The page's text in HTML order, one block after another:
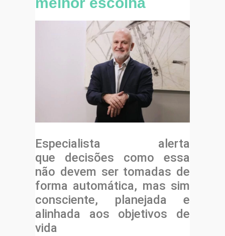
Especialista alerta
que decisões como essa
não devem ser tomadas de
forma automática, mas sim
consciente, planejada e
alinhada aos objetivos de
vida